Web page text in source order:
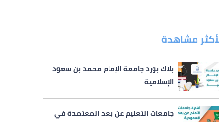
مشاهدة
بلاك بورد جامعة الإمام محمد بن سعود
الإسلامية
جامعات التعليم عن بعد المعتمدة في